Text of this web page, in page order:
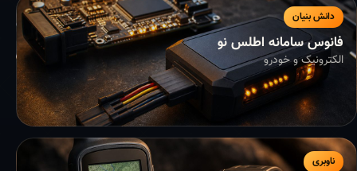
دانش بنیان
فانوس سامانه اطلس نو
الکترونیک و خودرو
ناوبری